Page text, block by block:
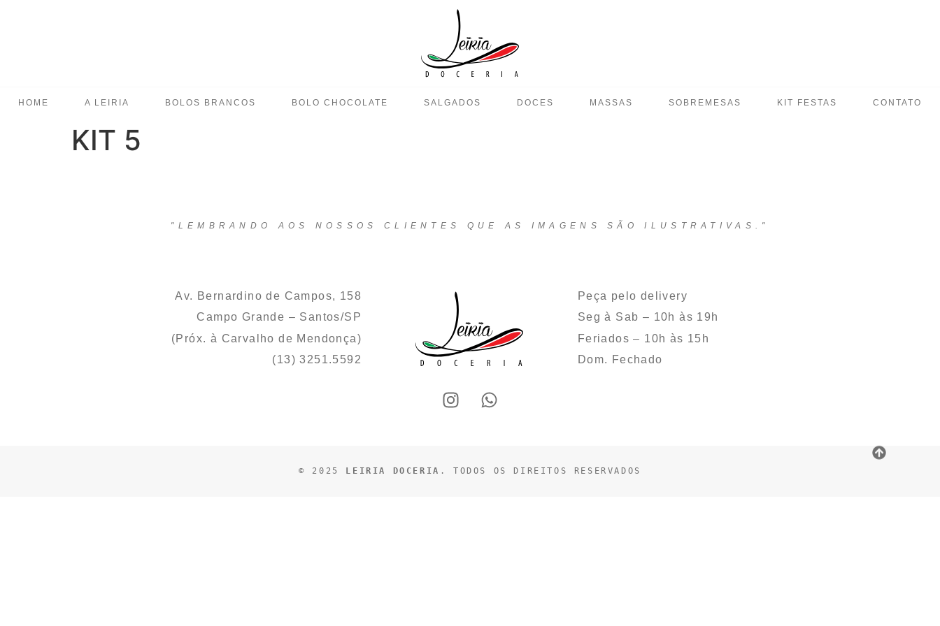
HOME A LEIRIA BOLOS BRANCOS BOLO CHOCOLATE SALGADOS DOCES MASSAS SOBREMESAS KIT FESTAS CONTATO
KIT 5
"LEMBRANDO AOS NOSSOS CLIENTES QUE AS IMAGENS SÃO ILUSTRATIVAS."
Av. Bernardino de Campos, 158
Campo Grande – Santos/SP
(Próx. à Carvalho de Mendonça)
(13) 3251.5592
Peça pelo delivery
Seg à Sab – 10h às 19h
Feriados – 10h às 15h
Dom. Fechado
© 2025 LEIRIA DOCERIA . TODOS OS DIREITOS RESERVADOS